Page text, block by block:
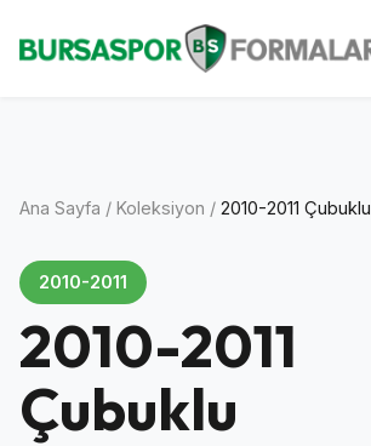
Koleksiyon
Ana Sayfa / Koleksiyon / 2010-2011 Çubuklu
2010-2011
2010-2011
Çubuklu